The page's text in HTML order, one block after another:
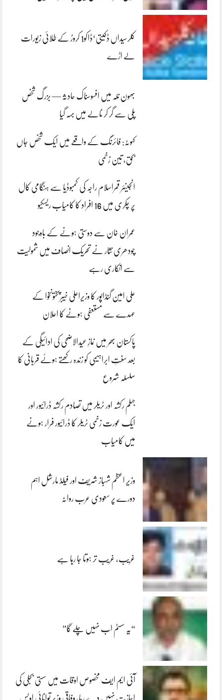
کلرسیداں ڈکیتی‘ڈاکو1 کروڑ کے طلائی زیورات
لے اڑے
بھون نلہ میں افسوسناک حادثہ — بزرگ شخص
پلی سے گر کر نالے میں بہہ گیا
کہوٹہ: فائرنگ کے واقعے میں ایک شخص جاں
بحق، تین زخمی
انجینئر قمراسلام راجہ کی کمبوڈیا سے ہنگامی کال
پر چکری میں 16 افراد کا کامیاب ریسکیو
عمران خان سے دوستی ہونے کے باوجود
چودھری نثار نے تحریک انصاف میں شمولیت
سے انکاری رہے
علی امین گنڈاپور کا وزیراعلیٰ خیبرپختونخوا کے
عہدے سے مستعفی ہونے کا اعلان
پاکستان بھر میں نمازِ عیدالاضحی کی ادائیگی کے
بعد سنتِ ابراہیمی کو زندہ رکھتے ہوئے قربانی کا
سلسلہ شروع
جہلم رکشہ اور ٹریلر میں تصادم رکشہ ڈرائیور اور
ایک عورت زخمی ٹریلر کا ڈرائیور فرار ہونے
میں کامیاب
وزیر اعظم شہباز شریف اور فیلڈ مارشل اہم
دورے پر سعودی عرب روانہ
غریب، غریب تر ہوتا جا رہا ہے
“یہ سسٹم اب نہیں چلے گا”
آئی ایم ایف مخصوص اوقات میں سستی بجلی کی
اجازت نہیں دے رہا، وفاقی وزیر توانائی اویس